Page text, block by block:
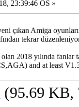
23:39:46 ÖS »
çıkan Amiga
tekrar
2018 yılında
and at least
(95.69 KB,